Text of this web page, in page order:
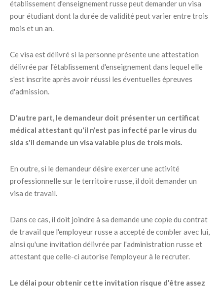
établissement d'enseignement russe peut demander un visa
pour étudiant dont la durée de validité peut varier entre trois
mois et un an.
Ce visa est délivré si la personne présente une attestation
délivrée par l'établissement d'enseignement dans lequel elle
s'est inscrite après avoir réussi les éventuelles épreuves
d'admission.
D'autre part, le demandeur doit présenter un certificat
médical attestant qu'il n'est pas infecté par le virus du
sida s'il demande un visa valable plus de trois mois.
En outre, si le demandeur désire exercer une activité
professionnelle sur le territoire russe, il doit demander un
visa de travail.
Dans ce cas, il doit joindre à sa demande une copie du contrat
de travail que l'employeur russe a accepté de combler avec lui,
ainsi qu'une invitation délivrée par l'administration russe et
attestant que celle-ci autorise l'employeur à le recruter.
Le délai pour obtenir cette invitation risque d'être assez